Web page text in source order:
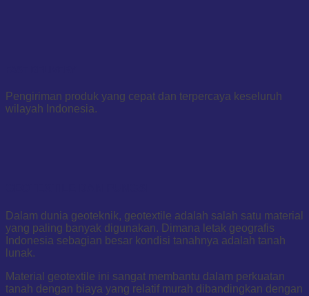
Pengiriman produk yang cepat dan terpercaya keseluruh
wilayah Indonesia.
Dalam dunia geoteknik, geotextile adalah salah satu material
yang paling banyak digunakan. Dimana letak geografis
Indonesia sebagian besar kondisi tanahnya adalah tanah
lunak.
Material geotextile ini sangat membantu dalam perkuatan
tanah dengan biaya yang relatif murah dibandingkan dengan